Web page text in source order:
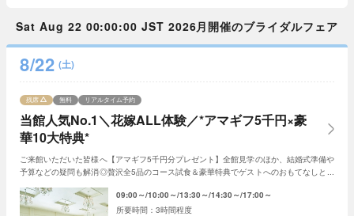
Sat Aug 22 00:00:00 JST 2026月開催のブライダルフェア
8/22 (土)
当館人気No.1＼花嫁ALL体験／*アマギフ5千円×豪
華10大特典*
残席 無料 リアルタイム予約
ご来館いただいた皆様へ【アマギフ5千円分プレゼント】全館見学のほか、結婚式準備や
予算などの疑問も解消◎贅沢全5品のコース試食＆豪華特典でゲストへのおもてなしと憧
09:00～ 10:00～ 13:30～ 14:30～ 17:00～
3時間程度